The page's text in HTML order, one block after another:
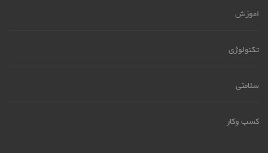
اموزش
تکنولوژی
سلامتی
کسب وکار